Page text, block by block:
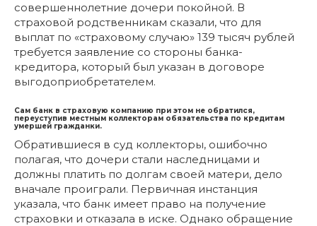
совершеннолетние дочери покойной. В
страховой родственникам сказали, что для
выплат по «страховому случаю» 139 тысяч рублей
требуется заявление со стороны банка-
кредитора, который был указан в договоре
выгодоприобретателем.
Сам банк в страховую компанию при этом не обратился,
переуступив местным коллекторам обязательства по кредитам
умершей гражданки.
Обратившиеся в суд коллекторы, ошибочно
полагая, что дочери стали наследницами и
должны платить по долгам своей матери, дело
вначале проиграли. Первичная инстанция
указала, что банк имеет право на получение
страховки и отказала в иске. Однако обращение